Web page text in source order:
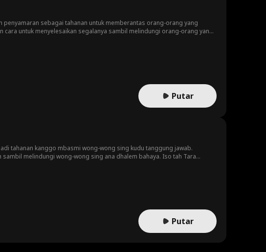
penyamaran sebagai tahanan untuk memberantas orang-orang yang
untuk menyelesaikan segalanya sambil melindungi orang-orang yang
Putar
tahanan kanggo mbasmi wong-wong sing kudu tanggung jawab.
melindungi wong-wong sing ana dhalem bahaya. Iso tah Tara
Putar